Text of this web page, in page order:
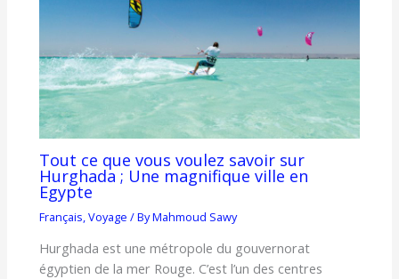
Tout ce que vous voulez savoir sur
Hurghada ; Une magnifique ville en
Egypte
Français,Voyage / ByMahmoud Sawy
Hurghada est une métropole du gouvernorat
égyptien de la mer Rouge. C’est l’un des centres